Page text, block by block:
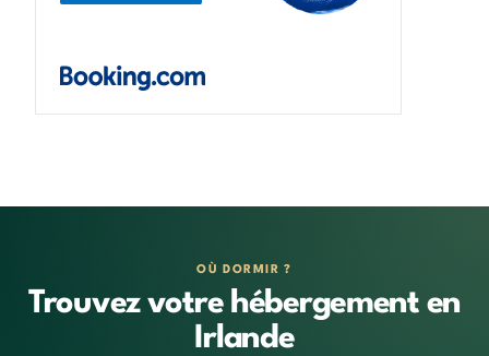
OÙ DORMIR ?
Trouvez votre hébergement en
Irlande